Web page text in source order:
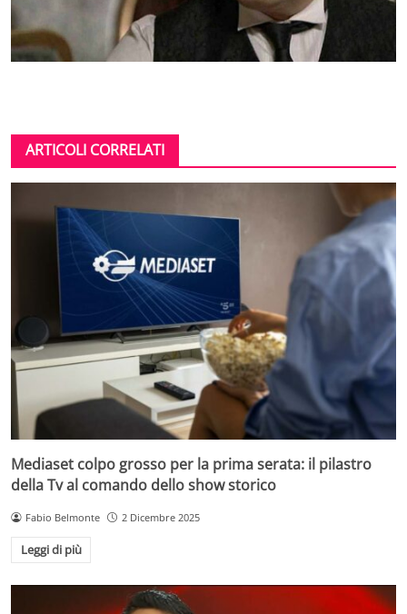
ARTICOLI CORRELATI
Mediaset colpo grosso per la prima serata: il pilastro
della Tv al comando dello show storico
Fabio Belmonte 2 Dicembre 2025
Leggi di più